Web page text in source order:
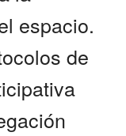
espacio.
de